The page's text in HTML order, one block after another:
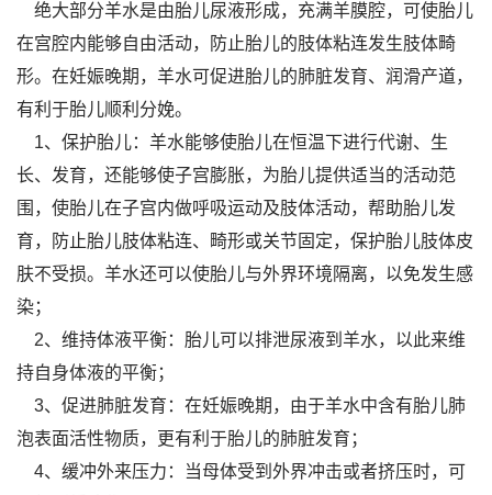
绝大部分羊水是由胎儿尿液形成，充满羊膜腔，可使胎儿
在宫腔内能够自由活动，防止胎儿的肢体粘连发生肢体畸
形。在妊娠晚期，羊水可促进胎儿的肺脏发育、润滑产道，
有利于胎儿顺利分娩。
1、保护胎儿：羊水能够使胎儿在恒温下进行代谢、生
长、发育，还能够使子宫膨胀，为胎儿提供适当的活动范
围，使胎儿在子宫内做呼吸运动及肢体活动，帮助胎儿发
育，防止胎儿肢体粘连、畸形或关节固定，保护胎儿肢体皮
肤不受损。羊水还可以使胎儿与外界环境隔离，以免发生感
染；
2、维持体液平衡：胎儿可以排泄尿液到羊水，以此来维
持自身体液的平衡；
3、促进肺脏发育：在妊娠晚期，由于羊水中含有胎儿肺
泡表面活性物质，更有利于胎儿的肺脏发育；
4、缓冲外来压力：当母体受到外界冲击或者挤压时，可